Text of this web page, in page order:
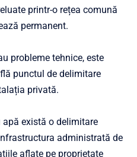
printr-o rețea comună
permanent.
probleme tehnice, este
punctul de delimitare
privată.
există o delimitare
administrată de
aflate pe proprietate